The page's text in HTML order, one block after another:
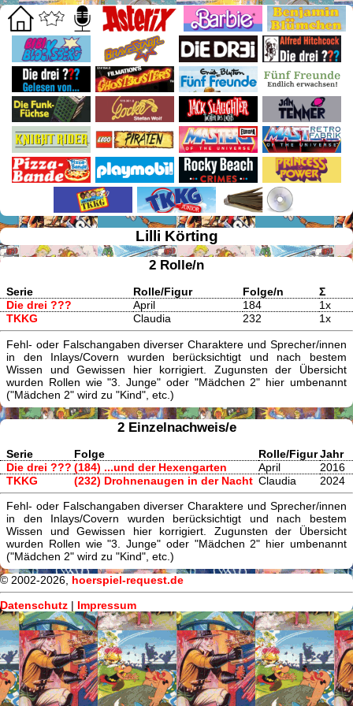
Lilli Körting
2 Rolle/n
Serie Rolle/Figur Folge/n
Σ
Die drei ???
April 184
1x
TKKG
Claudia 232 1x
Fehl- oder Falschangaben diverser Charaktere und Sprecher/innen
in den Inlays/Covern wurden berücksichtigt und nach bestem
Wissen und Gewissen hier korrigiert. Zugunsten der Übersicht
wurden Rollen wie "3. Junge" oder "Mädchen 2" hier umbenannt
("Mädchen 2" wird zu "Kind", etc.)
2 Einzelnachweis/e
Serie Folge Rolle/FigurJahr
Die drei ??? (184) ...und der Hexengarten April
2016
TKKG
(232) Drohnenaugen in der Nacht Claudia 2024
Fehl- oder Falschangaben diverser Charaktere und Sprecher/innen
in den Inlays/Covern wurden berücksichtigt und nach bestem
Wissen und Gewissen hier korrigiert. Zugunsten der Übersicht
wurden Rollen wie "3. Junge" oder "Mädchen 2" hier umbenannt
("Mädchen 2" wird zu "Kind", etc.)
© 2002-2026, hoerspiel-request.de
Datenschutz | Impressum